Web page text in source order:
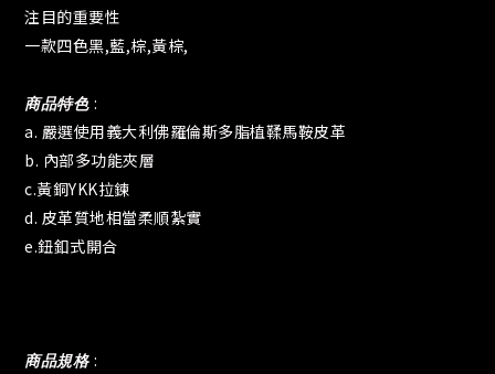
注目的重要性
一款四色黑,藍,棕,黃棕,
商品特色 :
a. 嚴選使用義大利佛羅倫斯多脂植鞣馬鞍皮革
b. 內部多功能夾層
c.黃銅YKK拉鍊
d. 皮革質地相當柔順紮實
e.鈕釦式開合
商品規格 :